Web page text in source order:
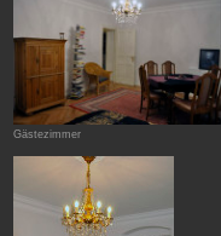
Gästezimmer